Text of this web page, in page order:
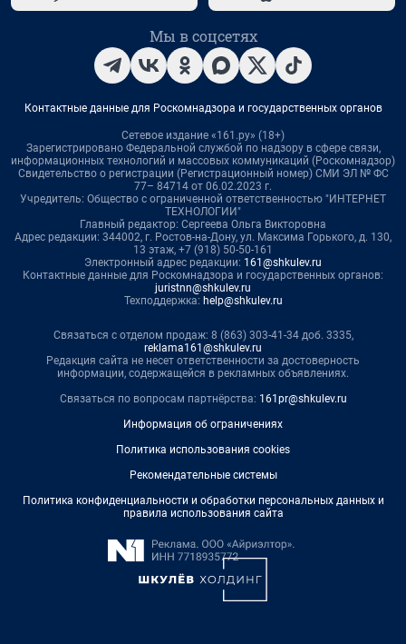
Мы в соцсетях
Контактные данные для Роскомнадзора и государственных органов
Сетевое издание «161.ру» (18+)
Зарегистрировано Федеральной службой по надзору в сфере связи,
информационных технологий и массовых коммуникаций (Роскомнадзор)
Свидетельство о регистрации (Регистрационный номер) СМИ ЭЛ № ФС
77– 84714 от 06.02.2023 г.
Учредитель: Общество с ограниченной ответственностью "ИНТЕРНЕТ
ТЕХНОЛОГИИ"
Главный редактор: Сергеева Ольга Викторовна
Адрес редакции: 344002, г. Ростов-на-Дону, ул. Максима Горького, д. 130,
13 этаж, +7 (918) 50-50-161
Электронный адрес редакции: 161@shkulev.ru
Контактные данные для Роскомнадзора и государственных органов:
juristnn@shkulev.ru
Техподдержка: help@shkulev.ru
Связаться с отделом продаж: 8 (863) 303-41-34 доб. 3335,
reklama161@shkulev.ru
Редакция сайта не несет ответственности за достоверность
информации, содержащейся в рекламных объявлениях.
Связаться по вопросам партнёрства: 161pr@shkulev.ru
Информация об ограничениях
Политика использования cookies
Рекомендательные системы
Политика конфиденциальности и обработки персональных данных и
правила использования сайта